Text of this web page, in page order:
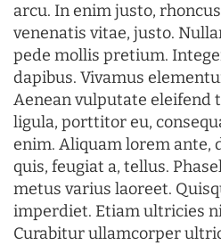
arcu. In enim justo,
venenatis vitae, justo.
pede mollis pretium.
dapibus. Vivamus
Aenean vulputate eleifend
ligula, porttitor eu,
enim. Aliquam lorem ante,
quis, feugiat a, tellus.
metus varius laoreet.
imperdiet. Etiam ultricies
Curabitur ullamcorper